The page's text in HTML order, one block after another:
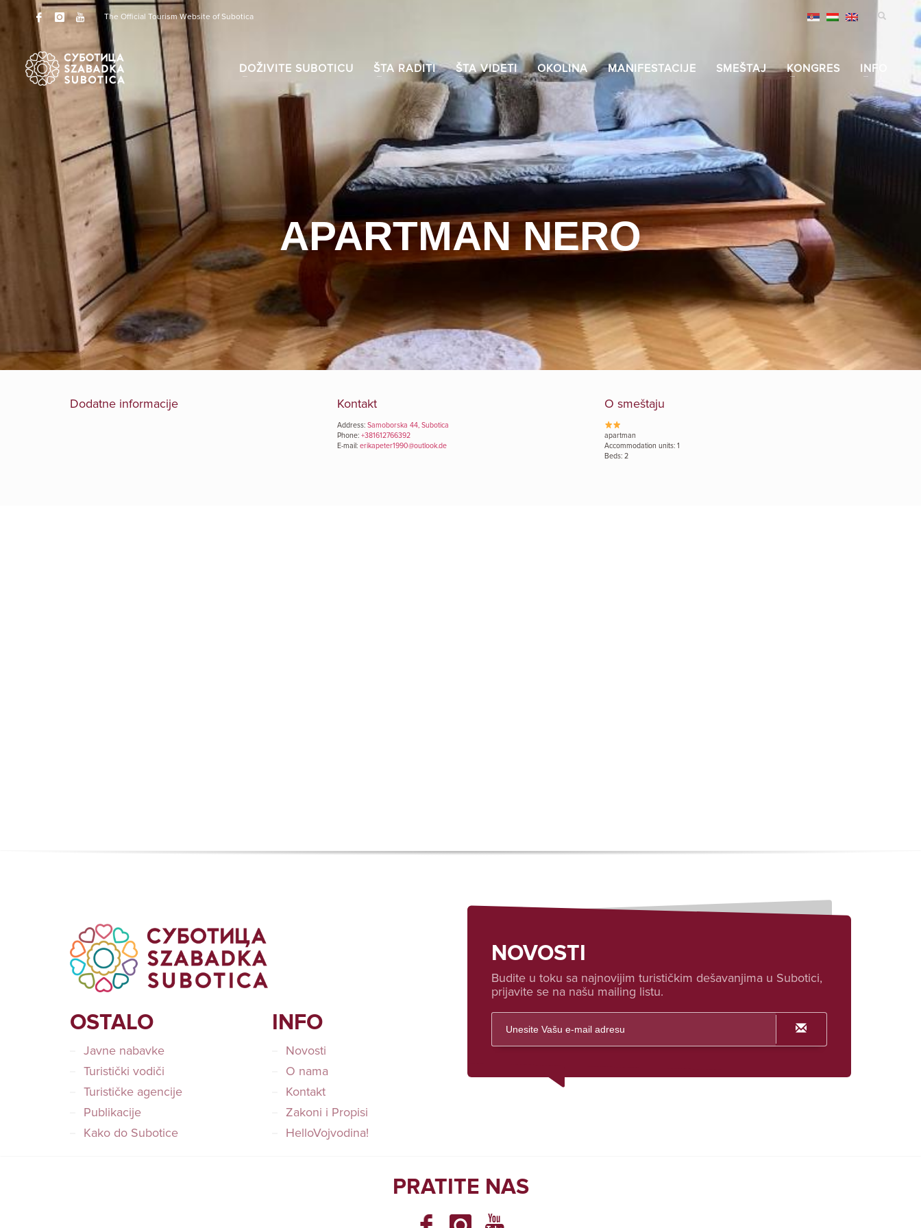
The Official Tourism Website of Subotica
DOŽIVITE SUBOTICU ŠTA RADITI ŠTA VIDETI OKOLINA MANIFESTACIJE SMEŠTAJ KONGRES INFO
APARTMAN NERO
Dodatne informacije Kontakt
Address: Samoborska 44, Subotica
Phone: +381612766392
E-mail: erikapeter1990@outlook.de
O smeštaju
apartman
Accommodation units: 1
Beds: 2
OSTALO
Javne nabavke
Turistički vodiči
Turističke agencije
Publikacije
Kako do Subotice
INFO
Novosti
O nama
Kontakt
Zakoni i Propisi
HelloVojvodina!
NOVOSTI
Budite u toku sa najnovijim turističkim dešavanjima u Subotici,
prijavite se na našu mailing listu.
PRATITE NAS